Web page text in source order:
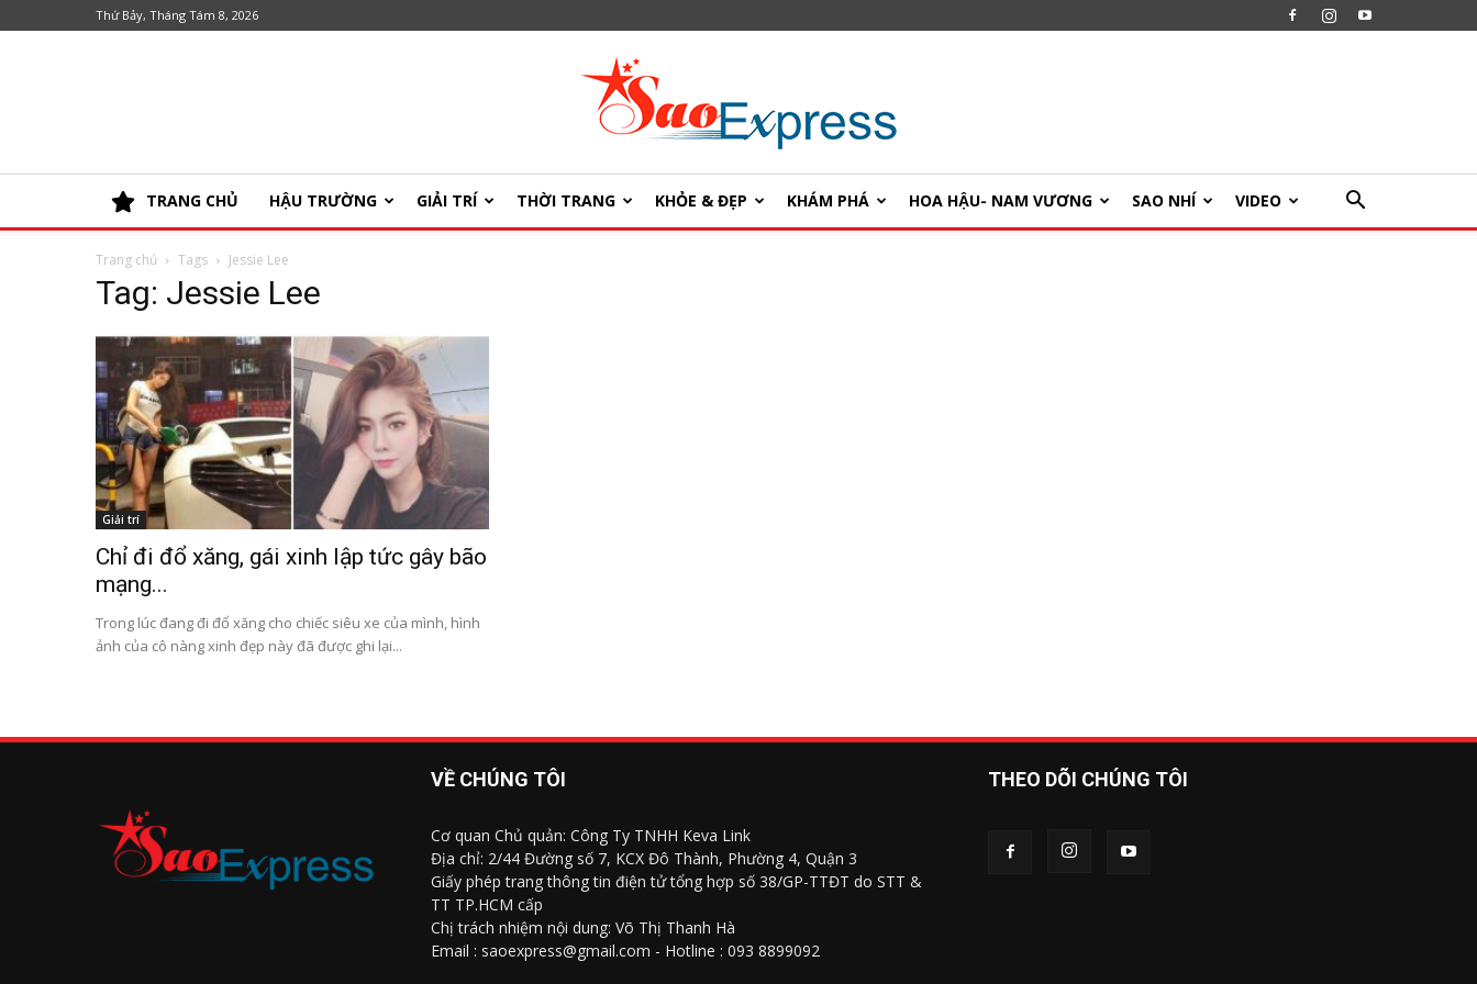
Thứ Bảy, Tháng Tám 8, 2026
SaoExpress
TRANG CHỦ HẬU TRƯỜNG GIẢI TRÍ THỜI TRANG KHỎE & ĐẸP KHÁM PHÁ HOA HẬU- NAM VƯƠNG SAO NHÍ VIDEO
Trang chủ Tags Jessie Lee
Tag: Jessie Lee
Giải trí
Chỉ đi đổ xăng, gái xinh lập tức gây bão
mạng...
Trong lúc đang đi đổ xăng cho chiếc siêu xe của mình, hình
ảnh của cô nàng xinh đẹp này đã được ghi lại...
VỀ CHÚNG TÔI
Cơ quan Chủ quản: Công Ty TNHH Keva Link
Địa chỉ: 2/44 Đường số 7, KCX Đô Thành, Phường 4, Quận 3
Giấy phép trang thông tin điện tử tổng hợp số 38/GP-TTĐT do STT &
TT TP.HCM cấp
Chị trách nhiệm nội dung: Võ Thị Thanh Hà
Email : saoexpress@gmail.com - Hotline : 093 8899092
THEO DÕI CHÚNG TÔI